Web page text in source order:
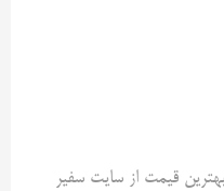
قیمت از سایت سفیر